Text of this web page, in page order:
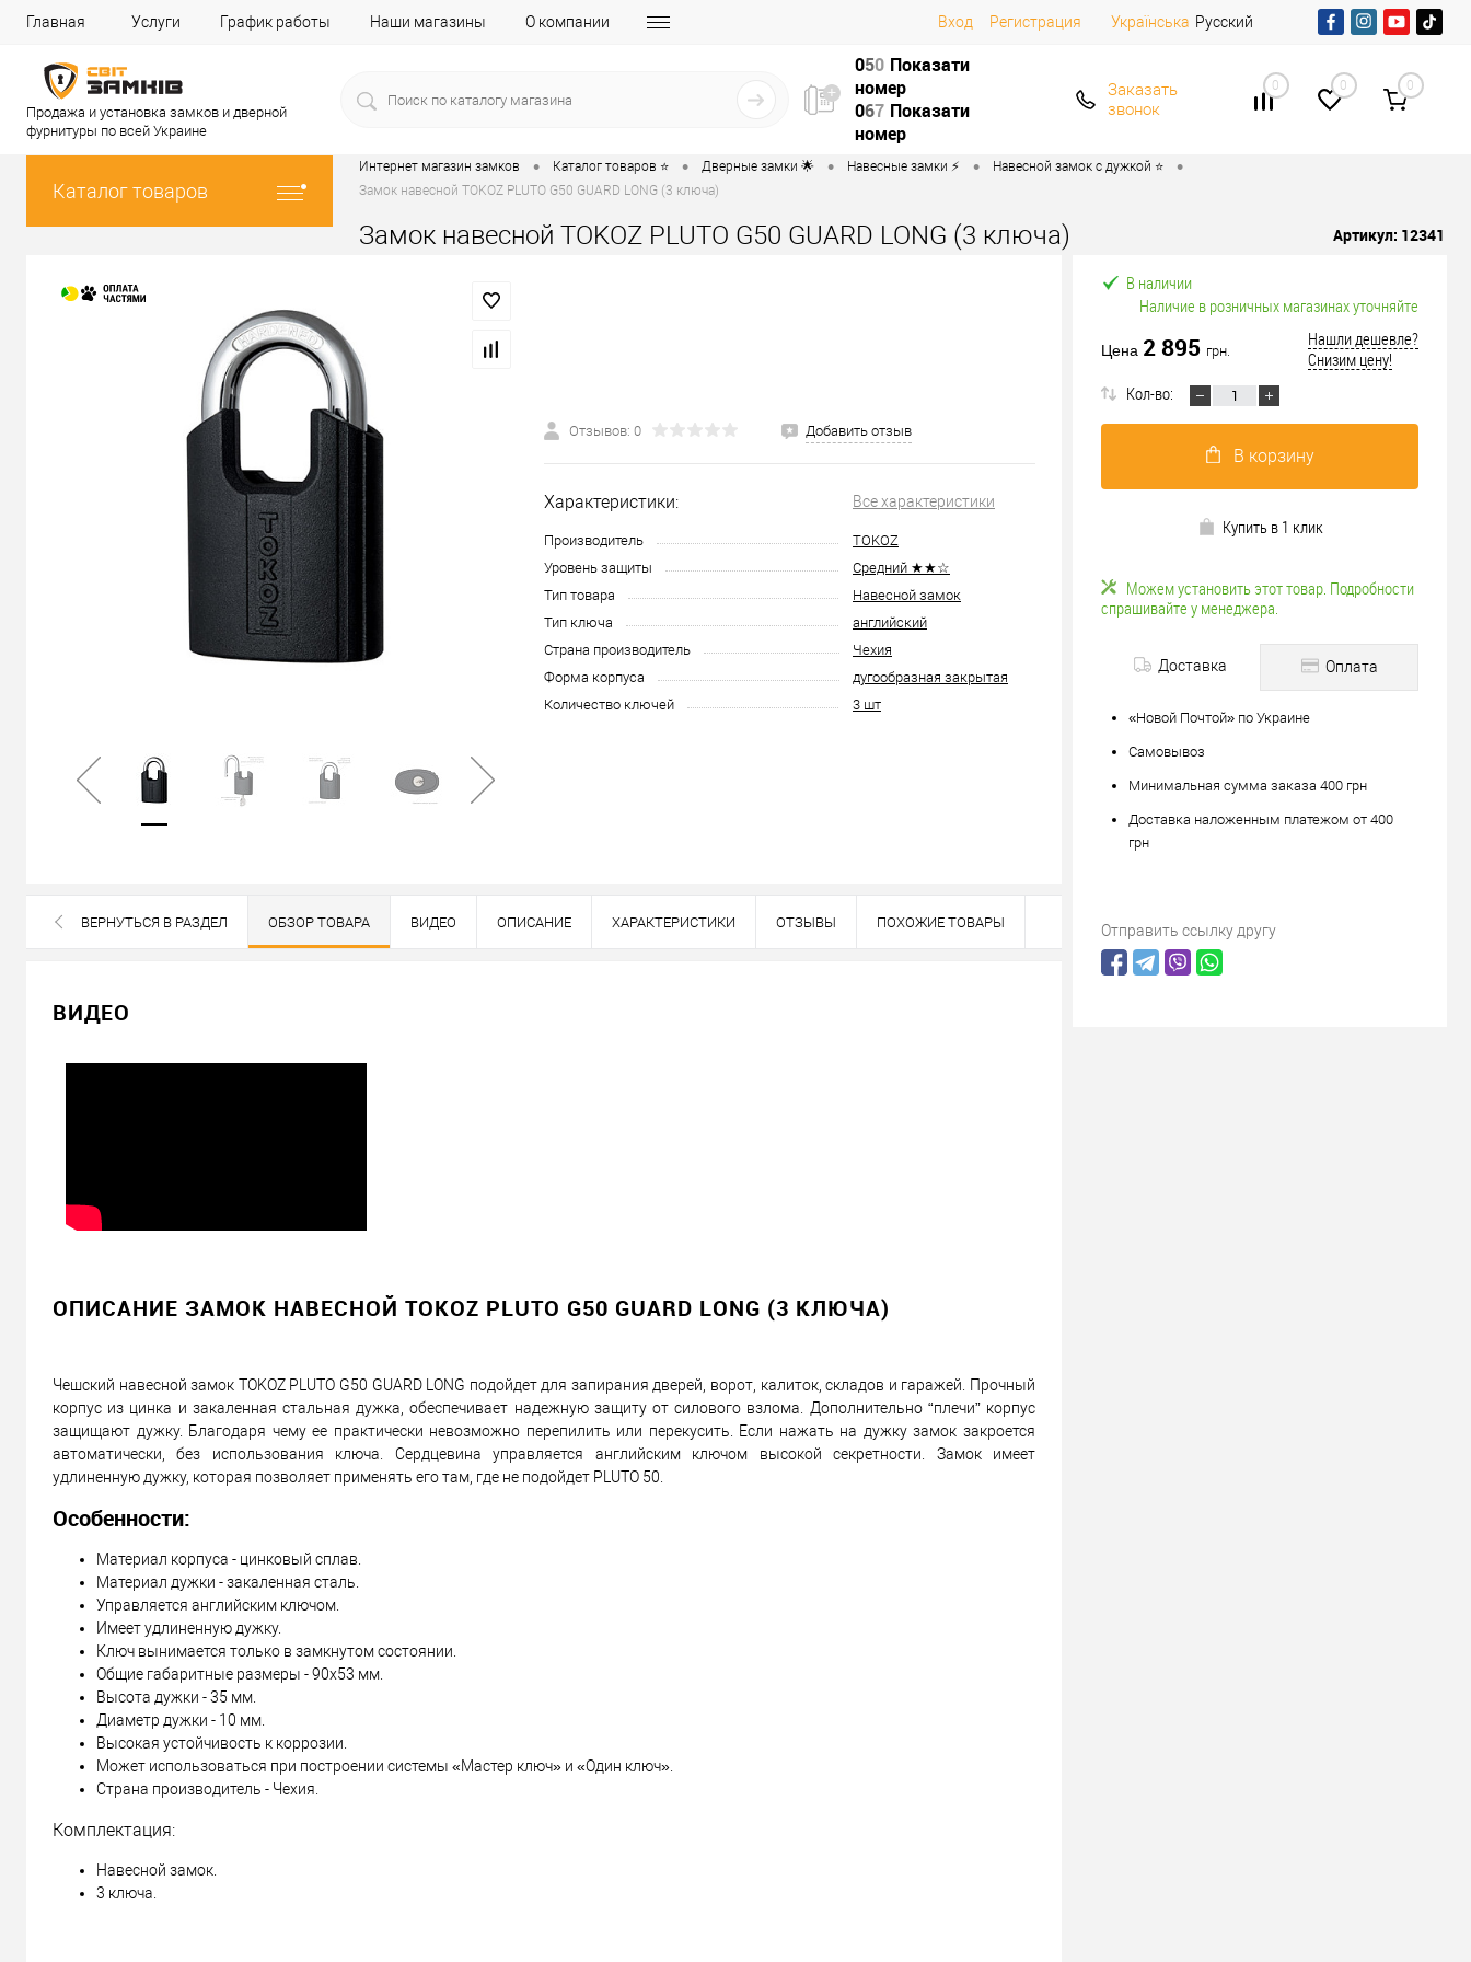
Главная Услуги График работы Наши магазины О компании Вход Регистрация Українська Русский
Продажа и установка замков и дверной
фурнитуры по всей Украине
050 Показати
номер
067 Показати
номер
Заказать
звонок
0 0 0
Каталог товаров
Интернет магазин замков • Каталог товаров ⭐ • Дверные замки 🌟 • Навесные замки ⚡️ • Навесной замок с дужкой ⭐ •
Замок навесной TOKOZ PLUTO G50 GUARD LONG (3 ключа)
Замок навесной TOKOZ PLUTO G50 GUARD LONG (3 ключа) Артикул: 12341
Отзывов: 0 Добавить отзыв
Характеристики: Все характеристики
Производитель
TOKOZ
Уровень защиты
Средний ★★☆
Тип товара
Навесной замок
Тип ключа
английский
Страна производитель
Чехия
Форма корпуса
дугообразная закрытая
Количество ключей
3 шт
В наличии
Наличие в розничных магазинах уточняйте
Самовывоз
Отправить ссылку другу
ВЕРНУТЬСЯ В РАЗДЕЛ ОБЗОР ТОВАРА ВИДЕО ОПИСАНИЕ ХАРАКТЕРИСТИКИ ОТЗЫВЫ ПОХОЖИЕ ТОВАРЫ
ВИДЕО
ОПИСАНИЕ ЗАМОК НАВЕСНОЙ TOKOZ PLUTO G50 GUARD LONG (3 КЛЮЧА)
Чешский навесной замок TOKOZ PLUTO G50 GUARD LONG подойдет для запирания дверей, ворот, калиток, складов и гаражей. Прочный
корпус из цинка и закаленная стальная дужка, обеспечивает надежную защиту от силового взлома. Дополнительно “плечи” корпус
защищают дужку. Благодаря чему ее практически невозможно перепилить или перекусить. Если нажать на дужку замок закроется
автоматически, без использования ключа. Сердцевина управляется английским ключом высокой секретности. Замок имеет
удлиненную дужку, которая позволяет применять его там, где не подойдет PLUTO 50.
Особенности:
Материал корпуса - цинковый сплав.
Материал дужки - закаленная сталь.
Управляется английским ключом.
Имеет удлиненную дужку.
Ключ вынимается только в замкнутом состоянии.
Общие габаритные размеры - 90х53 мм.
Высота дужки - 35 мм.
Диаметр дужки - 10 мм.
Высокая устойчивость к коррозии.
Может использоваться при построении системы «Мастер ключ» и «Один ключ».
Страна производитель - Чехия.
Комплектация:
Навесной замок.
3 ключа.
В наличии
Наличие в розничных магазинах уточняйте
Цена 2 895 грн.
Нашли дешевле?
Снизим цену!
Кол-во:
В корзину
Купить в 1 клик
Можем установить этот товар. Подробности
спрашивайте у менеджера.
Доставка Оплата
«Новой Почтой» по Украине
Самовывоз
Минимальная сумма заказа 400 грн
Доставка наложенным платежом от 400
грн
Отправить ссылку другу